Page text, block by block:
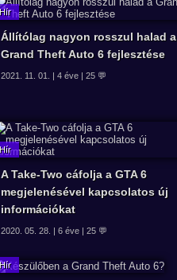
Állítólag nagyon rosszul halad a
Grand Theft Auto 6 fejlesztése
2021. 11. 01. | 4 éve | 25 💬
A Take-Two cáfolja a GTA 6
megjelenésével kapcsolatos új
információkat
2020. 05. 28. | 6 éve | 25 💬